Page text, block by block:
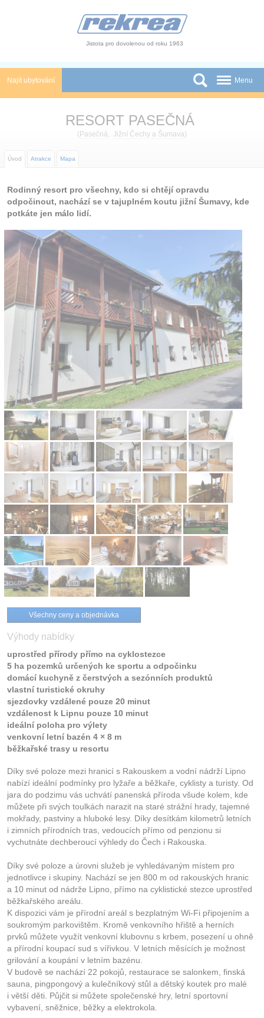
Jistota pro dovolenou od roku 1963
Najít ubytování
Autobusové zájezdy
Novinky
Atrakce
O nás
Menu
RESORT PASEČNÁ
( Pasečná, Jižní Čechy a Šumava)
Úvod Atrakce Mapa
Rodinný resort pro všechny, kdo si chtějí opravdu
odpočinout, nachází se v tajuplném koutu jižní Šumavy, kde
potkáte jen málo lidí.
Všechny ceny a objednávka
Výhody nabídky
uprostřed přírody přímo na cyklostezce
5 ha pozemků určených ke sportu a odpočinku
domácí kuchyně z čerstvých a sezónních produktů
vlastní turistické okruhy
sjezdovky vzdálené pouze 20 minut
vzdálenost k Lipnu pouze 10 minut
ideální poloha pro výlety
venkovní letní bazén 4 × 8 m
běžkařské trasy u resortu
Díky své poloze mezi hranicí s Rakouskem a vodní nádrží Lipno
nabízí ideální podmínky pro lyžaře a běžkaře, cyklisty a turisty. Od
jara do podzimu vás uchvátí panenská příroda všude kolem, kde
můžete při svých toulkách narazit na staré strážní hrady, tajemné
mokřady, pastviny a hluboké lesy. Díky desítkám kilometrů letních
i zimních přírodních tras, vedoucích přímo od penzionu si
vychutnáte dechberoucí výhledy do Čech i Rakouska.
Díky své poloze a úrovni služeb je vyhledávaným místem pro
jednotlivce i skupiny. Nachází se jen 800 m od rakouských hranic
a 10 minut od nádrže Lipno, přímo na cyklistické stezce uprostřed
běžkařského areálu.
K dispozici vám je přírodní areál s bezplatným Wi-Fi připojením a
soukromým parkovištěm. Kromě venkovního hřiště a herních
prvků můžete využít venkovní klubovnu s krbem, posezení u ohně
a přírodní koupací sud s vířivkou. V letních měsících je možnost
grilování a koupání v letním bazénu.
V budově se nachází 22 pokojů, restaurace se salonkem, finská
sauna, pingpongový a kulečníkový stůl a dětský koutek pro malé
i větší děti. Půjčit si můžete společenské hry, letní sportovní
vybavení, sněžnice, běžky a elektrokola.